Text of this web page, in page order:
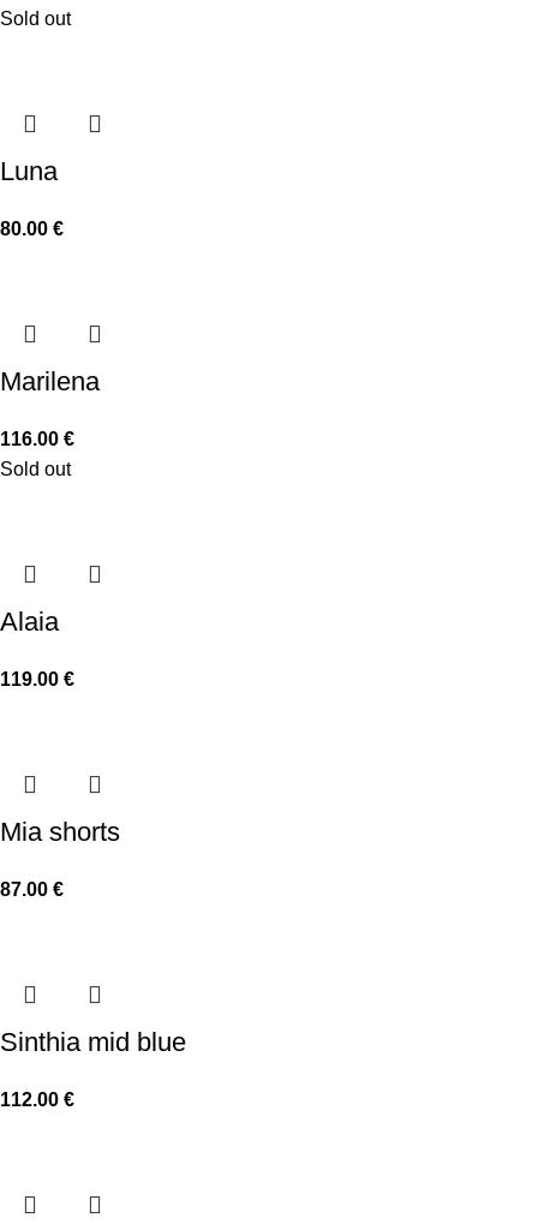
Sold out
Luna
80.00 €
Marilena
116.00 €
Sold out
Alaia
119.00 €
Mia shorts
87.00 €
Sinthia mid blue
112.00 €